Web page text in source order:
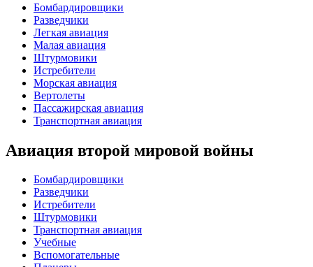
Бомбардировщики
Разведчики
Легкая авиация
Малая авиация
Штурмовики
Истребители
Морская авиация
Вертолеты
Пассажирская авиация
Транспортная авиация
Авиация второй мировой войны
Бомбардировщики
Разведчики
Истребители
Штурмовики
Транспортная авиация
Учебные
Вспомогательные